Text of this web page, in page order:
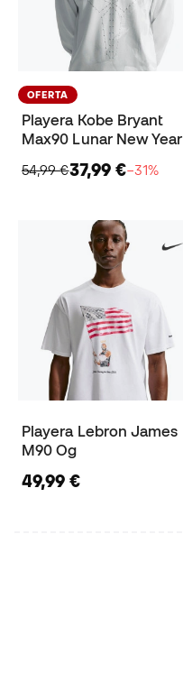
OFERTA
Playera Kobe Bryant
Max90 Lunar New Year
54,99 €37,99 €−31%
Playera Lebron James
M90 Og
49,99 €